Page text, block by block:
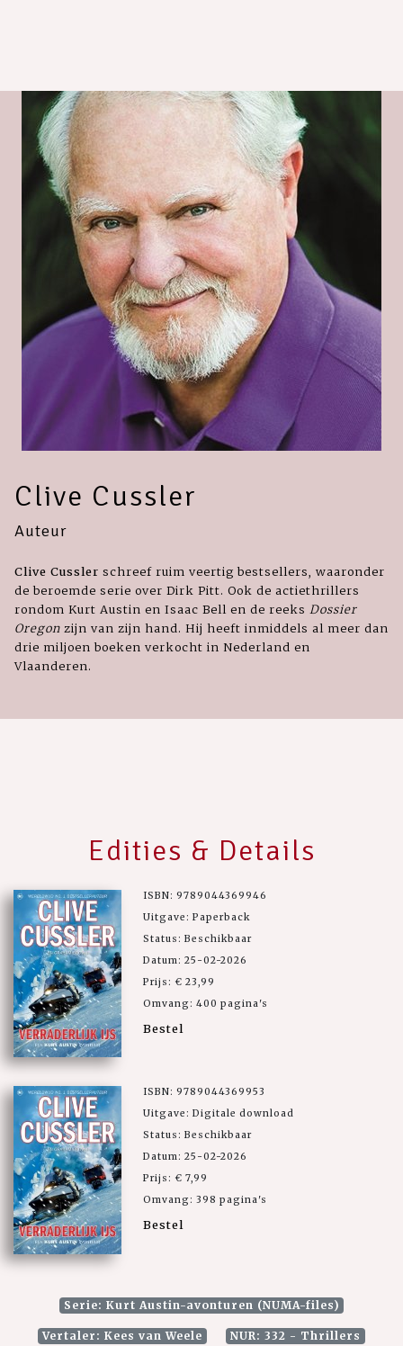
Clive Cussler
Auteur
Clive Cussler schreef ruim veertig bestsellers, waaronder
de beroemde serie over Dirk Pitt. Ook de actiethrillers
rondom Kurt Austin en Isaac Bell en de reeks Dossier
Oregon zijn van zijn hand. Hij heeft inmiddels al meer dan
drie miljoen boeken verkocht in Nederland en
Vlaanderen.
Edities & Details
ISBN: 9789044369946
Uitgave: Paperback
Status: Beschikbaar
Datum: 25-02-2026
Prijs: € 23,99
Omvang: 400 pagina's
Bestel
ISBN: 9789044369953
Uitgave: Digitale download
Status: Beschikbaar
Datum: 25-02-2026
Prijs: € 7,99
Omvang: 398 pagina's
Bestel
Serie: Kurt Austin-avonturen (NUMA-files)
Vertaler: Kees van Weele NUR: 332 - Thrillers